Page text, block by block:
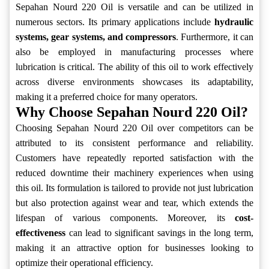
Sepahan Nourd 220 Oil is versatile and can be utilized in
numerous sectors. Its primary applications include hydraulic
systems, gear systems, and compressors. Furthermore, it can
also be employed in manufacturing processes where
lubrication is critical. The ability of this oil to work effectively
across diverse environments showcases its adaptability,
making it a preferred choice for many operators.
Why Choose Sepahan Nourd 220 Oil?
Choosing Sepahan Nourd 220 Oil over competitors can be
attributed to its consistent performance and reliability.
Customers have repeatedly reported satisfaction with the
reduced downtime their machinery experiences when using
this oil. Its formulation is tailored to provide not just lubrication
but also protection against wear and tear, which extends the
lifespan of various components. Moreover, its cost-
effectiveness can lead to significant savings in the long term,
making it an attractive option for businesses looking to
optimize their operational efficiency.